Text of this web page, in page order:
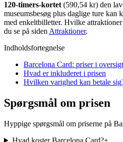
120-timers-kortet (590,54 kr) den
museumsbesøg plus daglige ture kan
med enkeltbilletter. Hvilke
du se på siden Attraktioner.
Indholdsfortegnelse
Barcelona Card: priser i oversigt
Hvad er inkluderet i prisen
Hvilken varighed kan betale
Spørgsmål om prisen
Hyppige spørgsmål om priserne på
Hvad koster Barcelona Card?+